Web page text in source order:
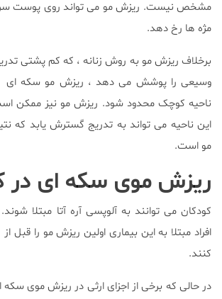
مشخص نیست. ریزش مو می تواند روی پوست سر
مژه ها رخ دهد.
برخلاف ریزش مو به روش زنانه ، که کم پشتی
وسیعی را پوشش می دهد ، ریزش مو سکه
ناحیه کوچک محدود شود. ریزش مو نیز ممکن
این ناحیه می تواند به تدریج گسترش یابد که
مو است.
ریزش موی سکه ای در
کودکان می توانند به آلوپسی آره آتا مبتلا
کنند.
در حالی که برخی از اجزای ارثی در ریزش موی سکه